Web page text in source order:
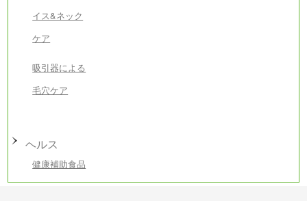
イス&ネック
ケア
吸引器による
毛穴ケア
ヘルス
健康補助食品